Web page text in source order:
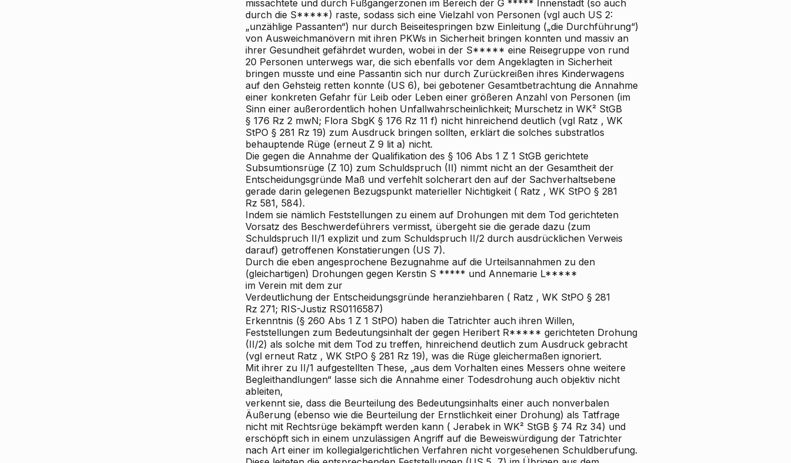
missachtete und durch Fußgängerzonen im Bereich der G ***** Innenstadt (so auch
durch die S*****) raste, sodass sich eine Vielzahl von Personen (vgl auch US 2:
„unzählige Passanten“) nur durch Beiseitespringen bzw Einleitung („die Durchführung“)
von Ausweichmanövern mit ihren PKWs in Sicherheit bringen konnten und massiv an
ihrer Gesundheit gefährdet wurden, wobei in der S***** eine Reisegruppe von rund
20 Personen unterwegs war, die sich ebenfalls vor dem Angeklagten in Sicherheit
bringen musste und eine Passantin sich nur durch Zurückreißen ihres Kinderwagens
auf den Gehsteig retten konnte (US 6), bei gebotener Gesamtbetrachtung die Annahme
einer konkreten Gefahr für Leib oder Leben einer größeren Anzahl von Personen (im
Sinn einer außerordentlich hohen Unfallwahrscheinlichkeit; Murschetz in WK² StGB
§ 176 Rz 2 mwN; Flora SbgK § 176 Rz 11 f) nicht hinreichend deutlich (vgl Ratz , WK
StPO § 281 Rz 19) zum Ausdruck bringen sollten, erklärt die solches substratlos
behauptende Rüge (erneut Z 9 lit a) nicht.
Die gegen die Annahme der Qualifikation des § 106 Abs 1 Z 1 StGB gerichtete
Subsumtionsrüge (Z 10) zum Schuldspruch (II) nimmt nicht an der Gesamtheit der
Entscheidungsgründe Maß und verfehlt solcherart den auf der Sachverhaltsebene
gerade darin gelegenen Bezugspunkt materieller Nichtigkeit ( Ratz , WK StPO § 281
Rz 581, 584).
Indem sie nämlich Feststellungen zu einem auf Drohungen mit dem Tod gerichteten
Vorsatz des Beschwerdeführers vermisst, übergeht sie die gerade dazu (zum
Schuldspruch II/1 explizit und zum Schuldspruch II/2 durch ausdrücklichen Verweis
darauf) getroffenen Konstatierungen (US 7).
Durch die eben angesprochene Bezugnahme auf die Urteilsannahmen zu den
(gleichartigen) Drohungen gegen Kerstin S ***** und Annemarie L*****
im Verein mit dem zur
Verdeutlichung der Entscheidungsgründe heranziehbaren ( Ratz , WK StPO § 281
Rz 271; RIS-Justiz RS0116587)
Erkenntnis (§ 260 Abs 1 Z 1 StPO) haben die Tatrichter auch ihren Willen,
Feststellungen zum Bedeutungsinhalt der gegen Heribert R***** gerichteten Drohung
(II/2) als solche mit dem Tod zu treffen, hinreichend deutlich zum Ausdruck gebracht
(vgl erneut Ratz , WK StPO § 281 Rz 19), was die Rüge gleichermaßen ignoriert.
Mit ihrer zu II/1 aufgestellten These, „aus dem Vorhalten eines Messers ohne weitere
Begleithandlungen“ lasse sich die Annahme einer Todesdrohung auch objektiv nicht
ableiten,
verkennt sie, dass die Beurteilung des Bedeutungsinhalts einer auch nonverbalen
Äußerung (ebenso wie die Beurteilung der Ernstlichkeit einer Drohung) als Tatfrage
nicht mit Rechtsrüge bekämpft werden kann ( Jerabek in WK² StGB § 74 Rz 34) und
erschöpft sich in einem unzulässigen Angriff auf die Beweiswürdigung der Tatrichter
nach Art einer im kollegialgerichtlichen Verfahren nicht vorgesehenen Schuldberufung.